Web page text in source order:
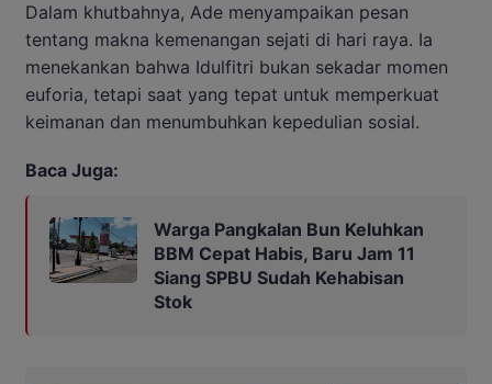
Dalam khutbahnya, Ade menyampaikan pesan
tentang makna kemenangan sejati di hari raya. Ia
menekankan bahwa Idulfitri bukan sekadar momen
euforia, tetapi saat yang tepat untuk memperkuat
keimanan dan menumbuhkan kepedulian sosial.
Baca Juga:
Warga Pangkalan Bun Keluhkan
BBM Cepat Habis, Baru Jam 11
Siang SPBU Sudah Kehabisan
Stok